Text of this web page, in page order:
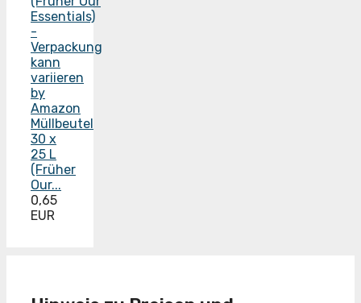
by
Amazon
Müllbeutel
30 x
25 L
(Früher
Our...
0,65
EUR